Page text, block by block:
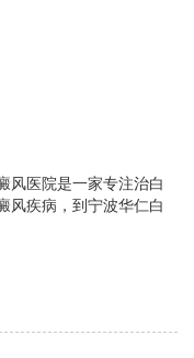
风医院是一家专注治白
风疾病，到宁波华仁白